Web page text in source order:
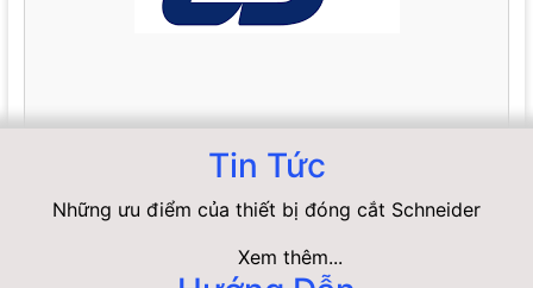
Tin Tức
Những ưu điểm của thiết bị đóng cắt Schneider
Xem thêm...